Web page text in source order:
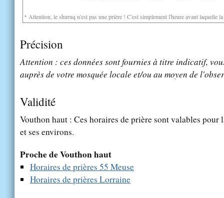
* Attention, le shuruq n'est pas une prière ! C'est simplement l'heure avant laquelle
Précision
Attention : ces données sont fournies à titre indicatif,
auprès de votre mosquée locale et/ou au moyen de
Validité
Vouthon haut : Ces horaires de prière sont valables
et ses environs.
Proche de Vouthon haut
Horaires de prières 55 Meuse
Horaires de prières Lorraine